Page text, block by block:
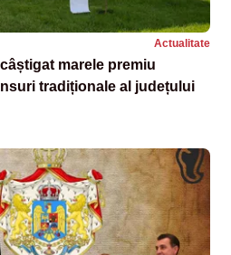
Actualitate
marele premiu
tradiționale al județului